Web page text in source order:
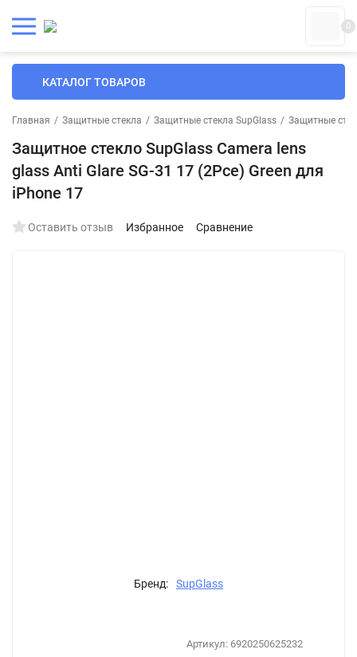
0
КАТАЛОГ ТОВАРОВ
Главная / Защитные стекла / Защитные стекла SupGlass / Защитные
Защитное стекло SupGlass Camera lens
glass Anti Glare SG-31 17 (2Pce) Green для
iPhone 17
Оставить отзыв Избранное Сравнение
Бренд: SupGlass
Артикул: 6920250625232